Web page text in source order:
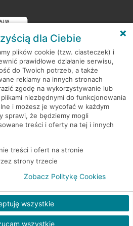
S.A. Wszelkie prawa zastrzeżone
dla Ciebie
plików cookie (tzw. ciasteczek) i
prawidłowe działanie serwisu,
do Twoich potrzeb, a także
reklamy na innych stronach
zgodę na wykorzystywanie lub
niezbędnymi do funkcjonowania
i możesz je wycofać w każdym
sprawi, że będziemy mogli
treści i oferty na tej i innych
treści i ofert na stronie
strony trzecie
wszystkie
wszystkie
Zobacz Politykę Cookies